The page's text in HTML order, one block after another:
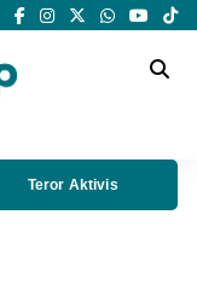
Teror Aktivis